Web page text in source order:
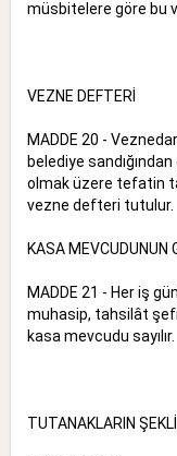
müsbitelere göre bu
VEZNE DEFTERİ
MADDE 20 -
belediye
olmak üzere tefatin
vezne defteri tutulur.
KASA MEVCUDUNUN
MADDE 21 - Her iş
muhasip, tahsilât
kasa mevcudu sayılır.
TUTANAKLARIN ŞEKLİ